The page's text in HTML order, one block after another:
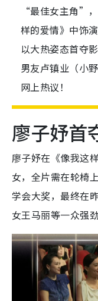
“最佳女主角”
样的爱情》中饰
以大热姿态首夺
男友卢镇业（小
网上热议！
廖子妤首
廖子妤在《像我这
女，全片需在轮椅
学会大奖，最终在
女王马丽等一众强